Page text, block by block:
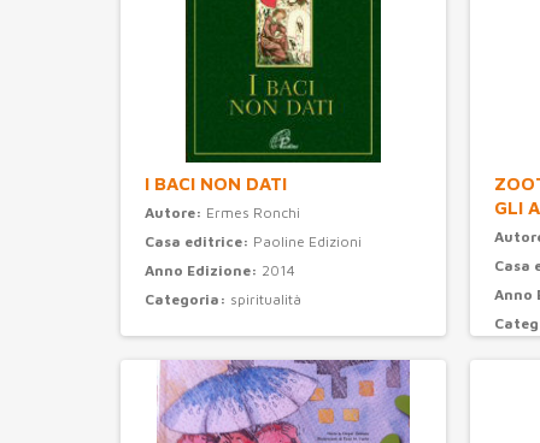
I BACI NON DATI
Autore: Ermes Ronchi
Casa editrice: Paoline Edizioni
Anno Edizione: 2014
Categoria: spiritualità
GLI
Casa
Anno